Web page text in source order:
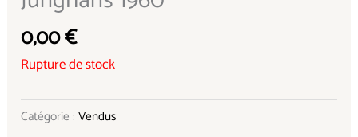
0,00€
Rupture de stock
Catégorie :Vendus